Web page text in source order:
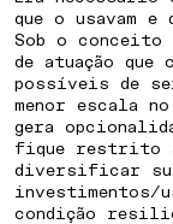
que o usavam
Sob o conceito
de atuação que
possíveis de
menor escala
gera
fique restrito a
diversificar
investimentos/
condição